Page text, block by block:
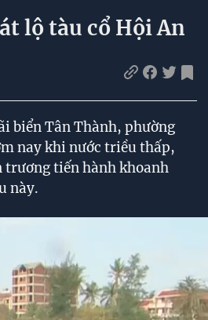
lộ tàu cổ Hội An
biển Tân Thành, phường
nay khi nước triều thấp,
trương tiến hành khoanh
này.